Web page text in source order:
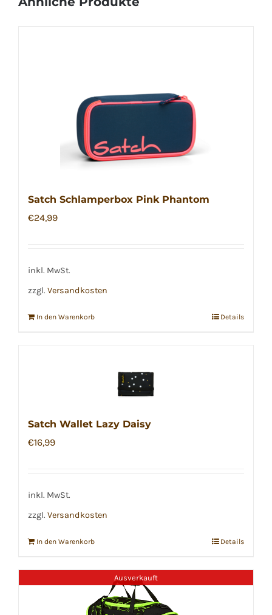
Satch Schlamperbox Pink Phantom
€24,99
inkl. MwSt.
zzgl. Versandkosten
In den Warenkorb Details
Satch Wallet Lazy Daisy
€16,99
inkl. MwSt.
zzgl. Versandkosten
In den Warenkorb Details
Ausverkauft